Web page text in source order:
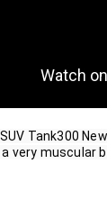
Tank300
very muscular